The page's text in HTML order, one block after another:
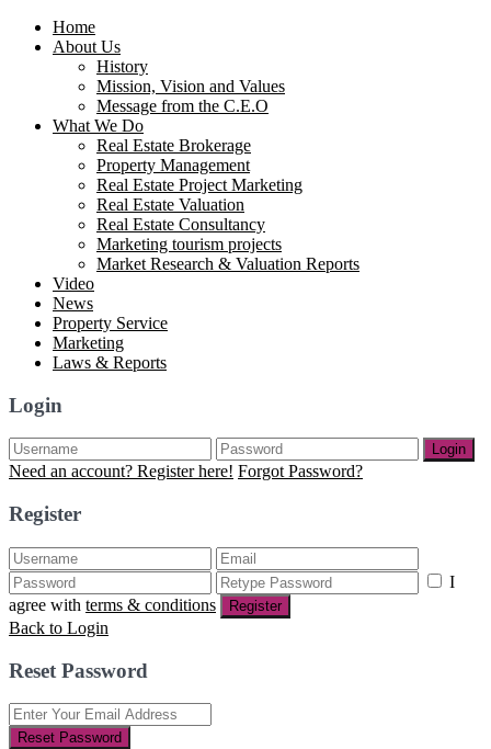
Home
About Us
History
Mission, Vision and Values
Message from the C.E.O
What We Do
Real Estate Brokerage
Property Management
Real Estate Project Marketing
Real Estate Valuation
Real Estate Consultancy
Marketing tourism projects
Market Research & Valuation Reports
Video
News
Property Service
Marketing
Laws & Reports
Login
Login
Need an account? Register here! Forgot Password?
Register
I
agree with terms & conditions Register
Back to Login
Reset Password
Reset Password